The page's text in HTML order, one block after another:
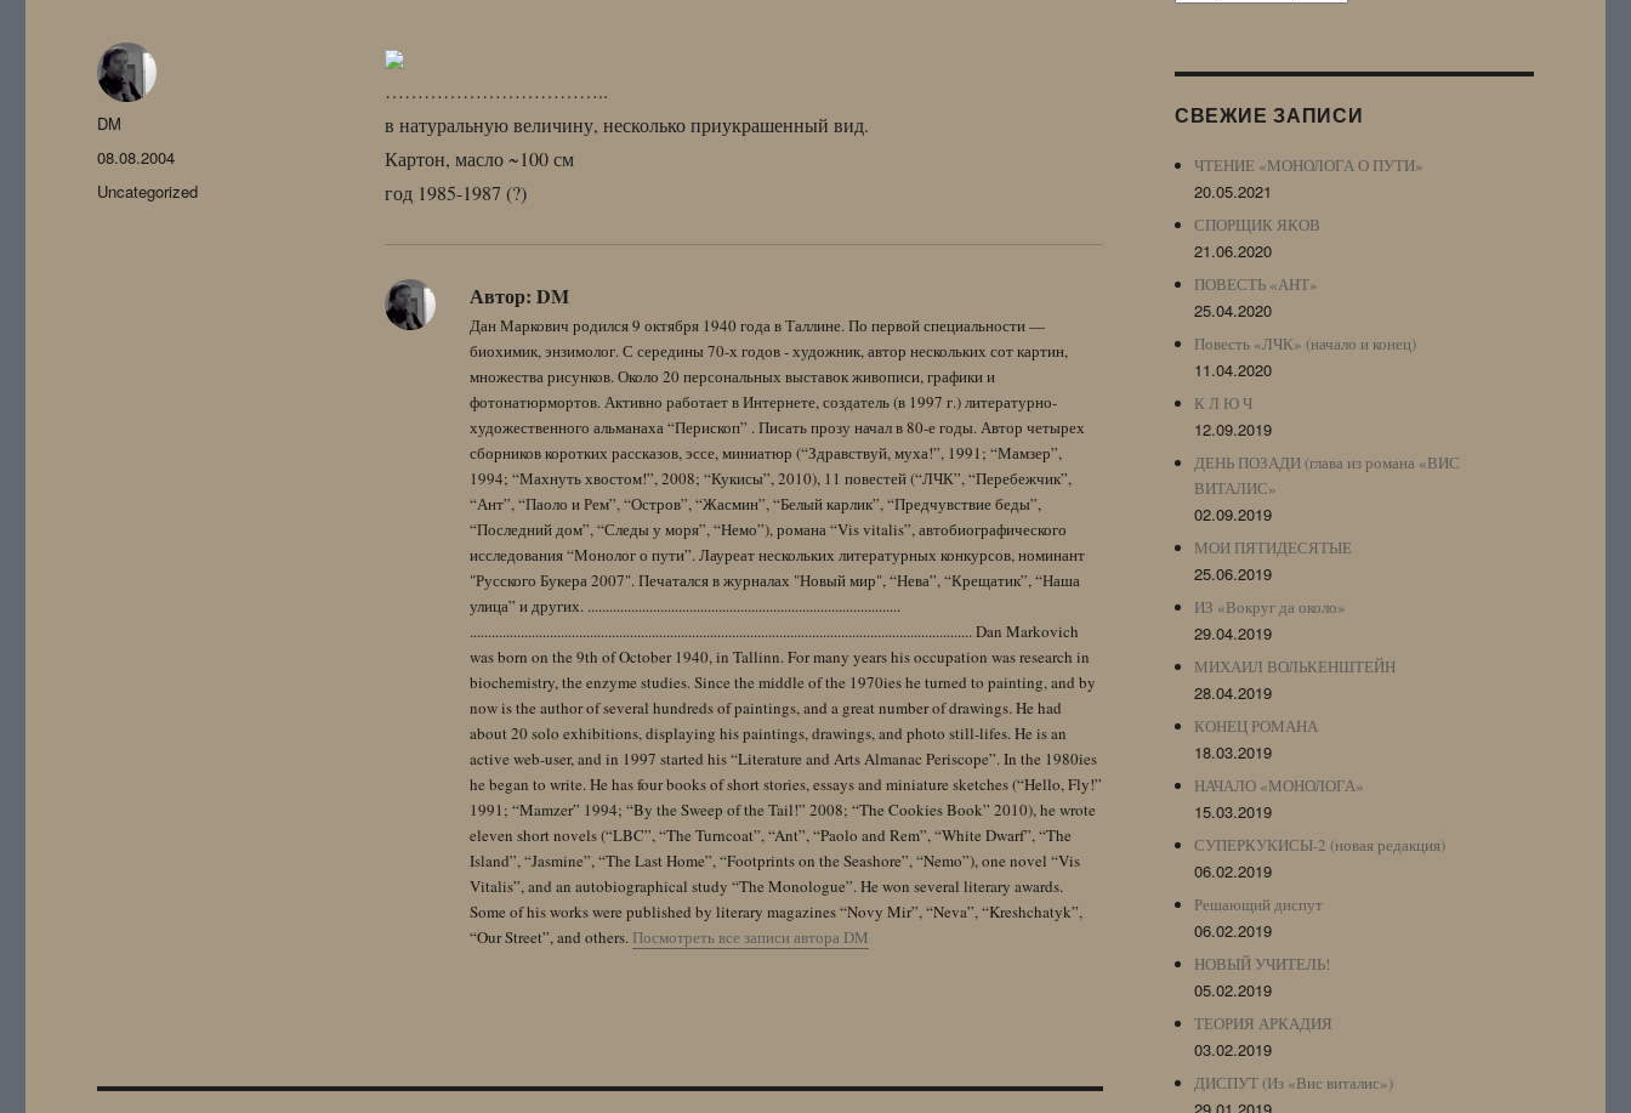
……………………………..
в натуральную величину, несколько приукрашенный вид.
Картон, масло ~100 см
год 1985-1987 (?)
Автор: DM
Дан Маркович родился 9 октября 1940 года в Таллине. По первой специальности —
биохимик, энзимолог. С середины 70-х годов - художник, автор нескольких сот картин,
множества рисунков. Около 20 персональных выставок живописи, графики и
фотонатюрмортов. Активно работает в Интернете, создатель (в 1997 г.) литературно-
художественного альманаха “Перископ” . Писать прозу начал в 80-е годы. Автор четырех
сборников коротких рассказов, эссе, миниатюр (“Здравствуй, муха!”, 1991; “Мамзер”,
1994; “Махнуть хвостом!”, 2008; “Кукисы”, 2010), 11 повестей (“ЛЧК”, “Перебежчик”,
“Ант”, “Паоло и Рем”, “Остров”, “Жасмин”, “Белый карлик”, “Предчувствие беды”,
“Последний дом”, “Следы у моря”, “Немо”), романа “Vis vitalis”, автобиографического
исследования “Монолог о пути”. Лауреат нескольких литературных конкурсов, номинант
"Русского Букера 2007". Печатался в журналах "Новый мир", “Нева”, “Крещатик”, “Наша
улица” и других. ......................................................................................
.......................................................................................................................................... Dan Markovich
was born on the 9th of October 1940, in Tallinn. For many years his occupation was research in
biochemistry, the enzyme studies. Since the middle of the 1970ies he turned to painting, and by
now is the author of several hundreds of paintings, and a great number of drawings. He had
about 20 solo exhibitions, displaying his paintings, drawings, and photo still-lifes. He is an
active web-user, and in 1997 started his “Literature and Arts Almanac Periscope”. In the 1980ies
he began to write. He has four books of short stories, essays and miniature sketches (“Hello, Fly!”
1991; “Mamzer” 1994; “By the Sweep of the Tail!” 2008; “The Cookies Book” 2010), he wrote
eleven short novels (“LBC”, “The Turncoat”, “Ant”, “Paolo and Rem”, “White Dwarf”, “The
Island”, “Jasmine”, “The Last Home”, “Footprints on the Seashore”, “Nemo”), one novel “Vis
Vitalis”, and an autobiographical study “The Monologue”. He won several literary awards.
Some of his works were published by literary magazines “Novy Mir”, “Neva”, “Kreshchatyk”,
“Our Street”, and others. Посмотреть все записи автора DM
Автор
DM
Опубликовано
08.08.2004
Рубрики
Uncategorized
Archive)
СВЕЖИЕ ЗАПИСИ
ЧТЕНИЕ «МОНОЛОГА О ПУТИ»
20.05.2021
СПОРЩИК ЯКОВ
21.06.2020
ПОВЕСТЬ «АНТ»
25.04.2020
Повесть «ЛЧК» (начало и конец)
11.04.2020
К Л Ю Ч
12.09.2019
ДЕНЬ ПОЗАДИ (глава из романа «ВИС
ВИТАЛИС»
02.09.2019
МОИ ПЯТИДЕСЯТЫЕ
25.06.2019
ИЗ «Вокруг да около»
29.04.2019
МИХАИЛ ВОЛЬКЕНШТЕЙН
28.04.2019
КОНЕЦ РОМАНА
18.03.2019
НАЧАЛО «МОНОЛОГА»
15.03.2019
СУПЕРКУКИСЫ-2 (новая редакция)
06.02.2019
Решающий диспут
06.02.2019
НОВЫЙ УЧИТЕЛЬ!
05.02.2019
ТЕОРИЯ АРКАДИЯ
03.02.2019
ДИСПУТ (Из «Вис виталис»)